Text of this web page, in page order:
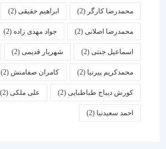
محمدرضا کارگر(2) ابراهیم حقیقی(2)
محمدرضا اصلانی(2) جواد مهدی زاده(2)
اسماعیل جنتی(2) شهریار قدیمی(2)
محمدکریم پیرنیا (2) کامران صفامنش(2)
کورش دیباج طباطبایی(2) علی ملکی(2)
احمد سعیدنیا (2)